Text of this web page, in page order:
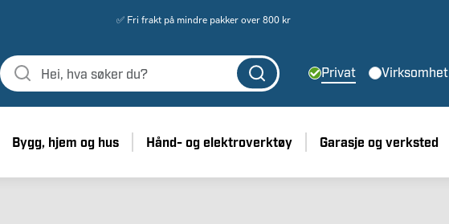
✅ Fri frakt på mindre pakker over 800 kr
Privat Virksomhet
Bygg, hjem og hus Hånd- og elektroverktøy Garasje og verksted